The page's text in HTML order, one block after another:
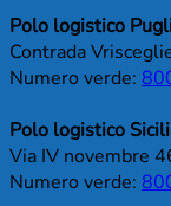
Polo logistico
Contrada
Numero verde:
Polo logistico
Via IV novembre
Numero verde: